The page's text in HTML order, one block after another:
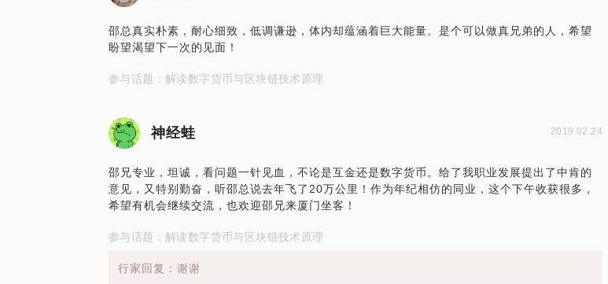
邵总真实朴素，耐心细致，低调谦逊，体内却蕴涵着巨大能量。是个可以做真兄弟的人，希望
盼望渴望下一次的见面！
参与话题：解读数字货币与区块链技术原理
神经蛙 2019.02.24
邵兄专业，坦诚，看问题一针见血，不论是互金还是数字货币。给了我职业发展提出了中肯的
意见，又特别勤奋，听邵总说去年飞了20万公里！作为年纪相仿的同业，这个下午收获很多，
希望有机会继续交流，也欢迎邵兄来厦门坐客！
参与话题：解读数字货币与区块链技术原理
行家回复：谢谢